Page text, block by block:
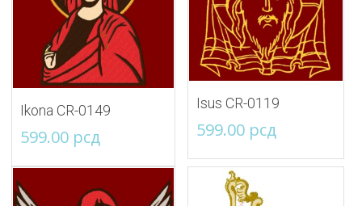
Ikona CR-0149
599.00 рсд
Isus CR-0119
599.00 рсд